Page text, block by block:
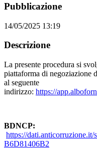
Pubblicazione
14/05/2025 13:19
Descrizione
La presente procedura si
piattaforma di negoziazione
al seguente
indirizzo: https://
BDNCP:
https://dati.anticorruzione.it/
B6D81406B2